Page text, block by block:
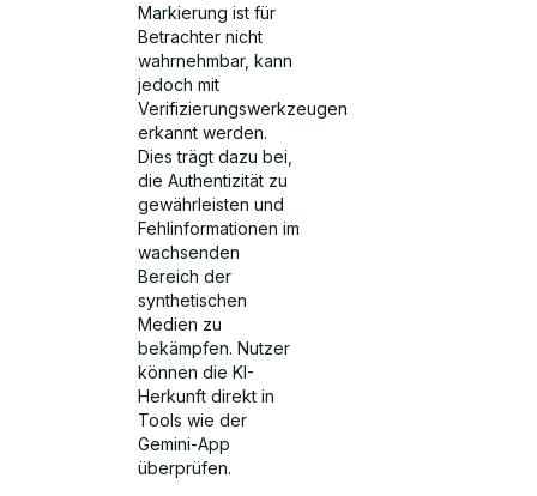
Markierung ist für
Betrachter nicht
wahrnehmbar, kann
jedoch mit
Verifizierungswerkzeugen
erkannt werden.
Dies trägt dazu bei,
die Authentizität zu
gewährleisten und
Fehlinformationen im
wachsenden
Bereich der
synthetischen
Medien zu
bekämpfen. Nutzer
können die KI-
Herkunft direkt in
Tools wie der
Gemini-App
überprüfen.